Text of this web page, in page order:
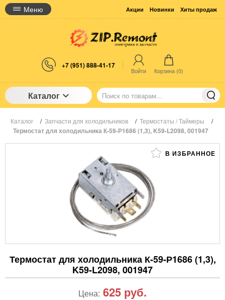
Меню Акции Новинки Хиты продаж
+7 (951) 888-41-17
Войти Корзина (0)
Каталог
Каталог / Запчасти для холодильников / Термостаты / Таймеры /
Термостат для холодильника К-59-Р1686 (1,3), K59-L2098, 001947
В ИЗБРАННОЕ
Термостат для холодильника К-59-Р1686 (1,3),
K59-L2098, 001947
Цена: 625 руб.